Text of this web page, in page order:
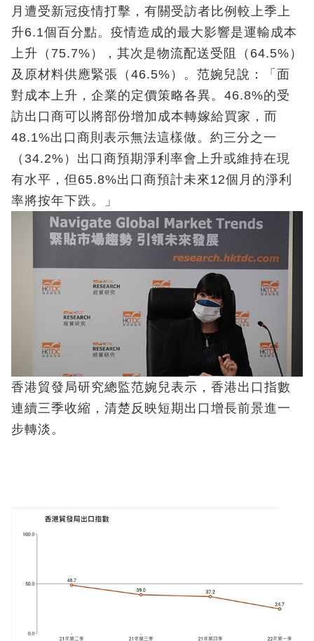
月遭受新冠疫情打擊，有關受訪者比例較上季上
升6.1個百分點。疫情造成的最大影響是運輸成本
上升（75.7%），其次是物流配送受阻（64.5%）
及原材料供應緊張（46.5%）。范婉兒說：「面
對成本上升，企業的定價策略各異。46.8%的受
訪出口商可以將部份增加成本轉嫁給買家，而
48.1%出口商則表示無法這樣做。約三分之一
（34.2%）出口商預期淨利率會上升或維持在現
有水平，但65.8%出口商預計未來12個月的淨利
率將按年下跌。」
香港貿發局研究總監范婉兒表示，香港出口指數
連續三季收縮，清楚反映短期出口增長前景進一
步轉淡。